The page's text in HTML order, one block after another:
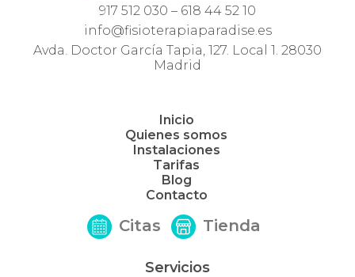
917 512 030 – 618 44 52 10
info@fisioterapiaparadise.es
Avda. Doctor García Tapia, 127. Local 1. 28030
Madrid
Inicio
Quienes somos
Instalaciones
Tarifas
Blog
Contacto
Citas Tienda
Servicios